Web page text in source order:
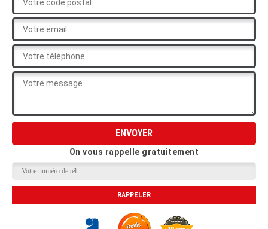
On vous rappelle gratuitement